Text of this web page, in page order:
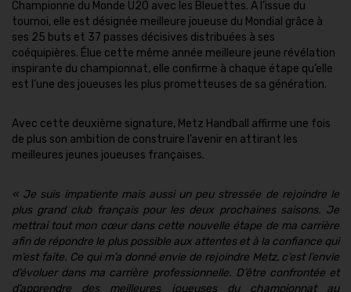
Championne du Monde U20 avec les Bleuettes. A l’issue du
tournoi, elle est désignée meilleure joueuse du Mondial grâce à
ses 25 buts et 37 passes décisives distribuées à ses
coéquipières. Élue cette même année meilleure jeune révélation
inspirante du championnat, elle confirme à chaque étape qu’elle
est l’une des joueuses les plus prometteuses de sa génération.
Avec cette deuxième signature, Metz Handball affirme une fois
de plus son ambition de construire l’avenir en attirant les
meilleures jeunes joueuses françaises.
« Je suis impatiente mais aussi un peu stressée de rejoindre le
plus grand club français pour les deux prochaines saisons. Je
mettrai tout mon cœur dans cette nouvelle étape de ma carrière
afin de répondre le plus possible aux attentes et à la confiance qui
m’est faite. Ce qui m’a donné envie de rejoindre Metz, c’est l’envie
d’évoluer dans ma carrière professionnelle. D’être confrontée et
d’apprendre des meilleures joueuses du championnat au